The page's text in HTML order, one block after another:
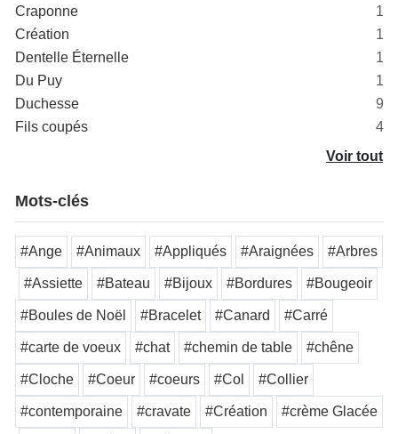
Craponne
1
Création
1
Dentelle Éternelle
1
Du Puy
1
Duchesse
9
Fils coupés
4
Voir tout
Mots-clés
#Ange #Animaux #Appliqués #Araignées #Arbres
#Assiette #Bateau #Bijoux #Bordures #Bougeoir
#Boules de Noël #Bracelet #Canard #Carré
#carte de voeux #chat #chemin de table #chêne
#Cloche #Coeur #coeurs #Col #Collier
#contemporaine #cravate #Création #crème Glacée